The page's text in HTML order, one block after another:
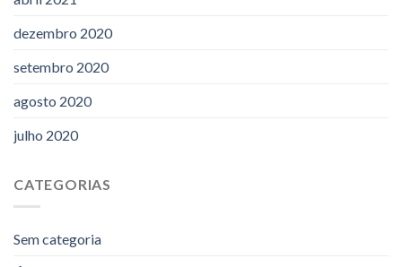
dezembro 2020
setembro 2020
agosto 2020
julho 2020
CATEGORIAS
Sem categoria